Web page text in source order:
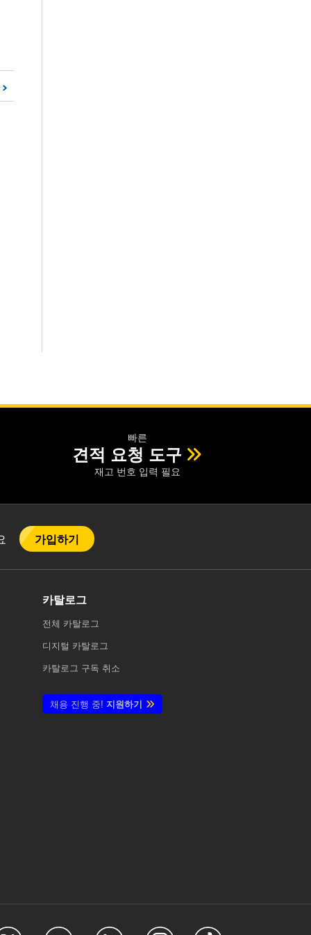
빠른
견적 요청 도구
재고 번호 입력 필요
가입하기
카탈로그
전체 카탈로그
디지털 카탈로그
카탈로그 구독 취소
채용 진행 중! 지원하기